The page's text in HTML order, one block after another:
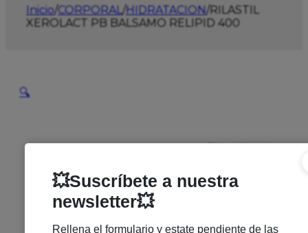
Inicio/CORPORAL/HIDRATACION/RILASTIL
XEROLACT PB BALSAMO RELIPID 400
🔍